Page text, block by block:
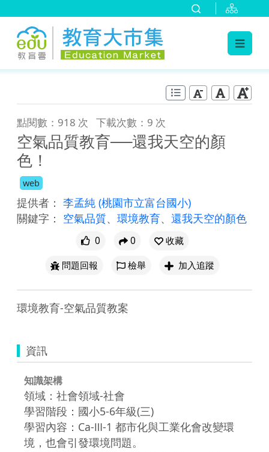
點閱數：918 次 下載次數：9 次
空氣品質教育──還我天空的顏
色！
web
提供者： 李孟純 (桃園市立富台國小)
關鍵字： 空氣品質、 環境教育、 還我天空的顏色
0 0
收藏
問題回報
檢舉 加入追蹤
環境教育-空氣品質教案
資訊
知識架構
領域：社會領域-社會
學習階段：國小5-6年級(三)
學習內容：Ca-Ⅲ-1 都市化與工業化會改變環
境，也會引發環境問題。